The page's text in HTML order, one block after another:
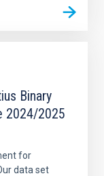
Binary
2024/2025
for
data set